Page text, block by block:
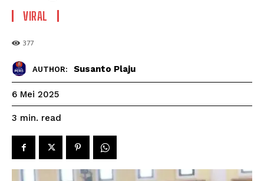
VIRAL
377
AUTHOR: Susanto Plaju
6 Mei 2025
3 min. read